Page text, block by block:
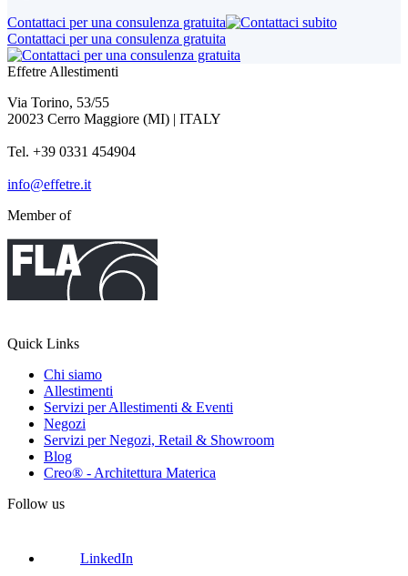
Contattaci per una consulenza gratuita
Contattaci per una consulenza gratuita
Effetre Allestimenti
Via Torino, 53/55
20023 Cerro Maggiore (MI) | ITALY
Tel. +39 0331 454904
info@effetre.it
Member of
Quick Links
Chi siamo
Allestimenti
Servizi per Allestimenti & Eventi
Negozi
Servizi per Negozi, Retail & Showroom
Blog
Creo® - Architettura Materica
Follow us
LinkedIn